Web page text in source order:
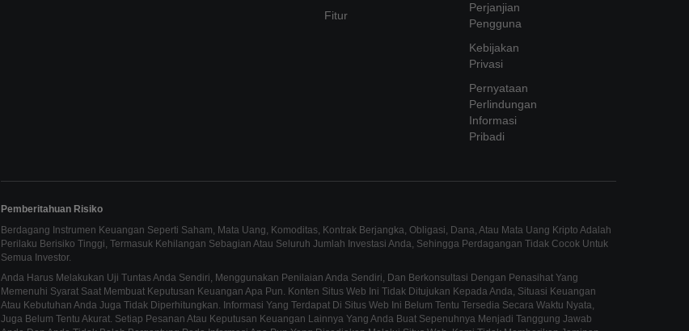
Fitur
Perjanjian
Pengguna
Kebijakan
Privasi
Pernyataan
Perlindungan
Informasi
Pribadi
Pemberitahuan Risiko
Berdagang Instrumen Keuangan Seperti Saham, Mata Uang, Komoditas, Kontrak Berjangka, Obligasi, Dana, Atau Mata Uang Kripto Adalah
Perilaku Berisiko Tinggi, Termasuk Kehilangan Sebagian Atau Seluruh Jumlah Investasi Anda, Sehingga Perdagangan Tidak Cocok Untuk
Semua Investor.
Anda Harus Melakukan Uji Tuntas Anda Sendiri, Menggunakan Penilaian Anda Sendiri, Dan Berkonsultasi Dengan Penasihat Yang
Memenuhi Syarat Saat Membuat Keputusan Keuangan Apa Pun. Konten Situs Web Ini Tidak Ditujukan Kepada Anda, Situasi Keuangan
Atau Kebutuhan Anda Juga Tidak Diperhitungkan. Informasi Yang Terdapat Di Situs Web Ini Belum Tentu Tersedia Secara Waktu Nyata,
Juga Belum Tentu Akurat. Setiap Pesanan Atau Keputusan Keuangan Lainnya Yang Anda Buat Sepenuhnya Menjadi Tanggung Jawab